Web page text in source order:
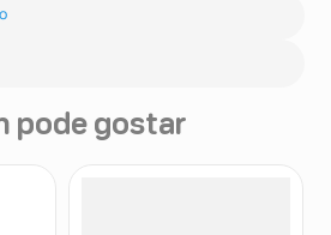
pode gostar